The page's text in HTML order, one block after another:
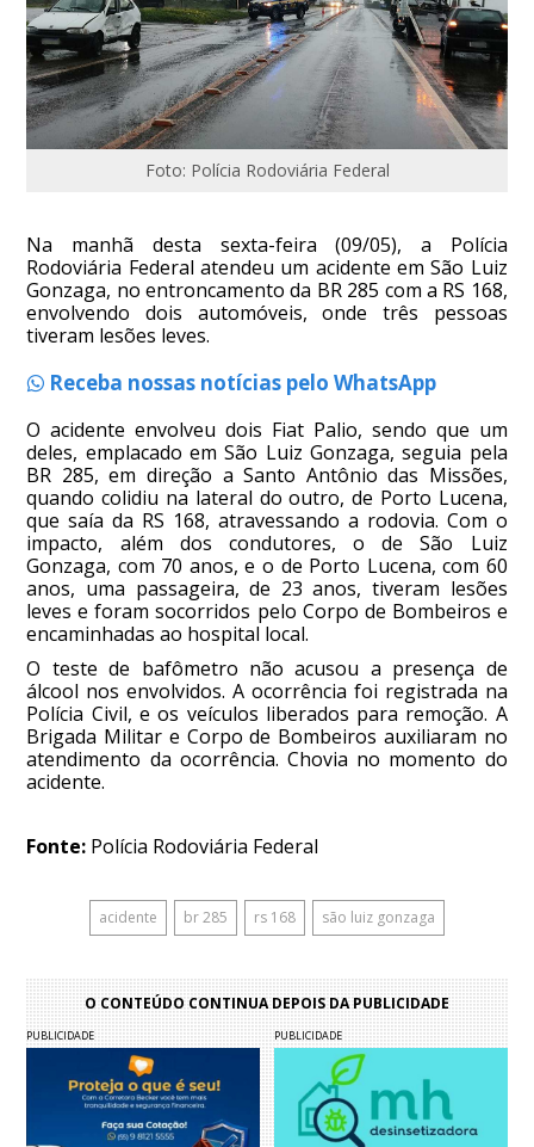
Foto: Polícia Rodoviária Federal
Na manhã desta sexta-feira (09/05), a Polícia
Rodoviária Federal atendeu um acidente em São Luiz
Gonzaga, no entroncamento da BR 285 com a RS 168,
envolvendo dois automóveis, onde três pessoas
tiveram lesões leves.
Receba nossas notícias pelo WhatsApp
O acidente envolveu dois Fiat Palio, sendo que um
deles, emplacado em São Luiz Gonzaga, seguia pela
BR 285, em direção a Santo Antônio das Missões,
quando colidiu na lateral do outro, de Porto Lucena,
que saía da RS 168, atravessando a rodovia. Com o
impacto, além dos condutores, o de São Luiz
Gonzaga, com 70 anos, e o de Porto Lucena, com 60
anos, uma passageira, de 23 anos, tiveram lesões
leves e foram socorridos pelo Corpo de Bombeiros e
encaminhadas ao hospital local.
O teste de bafômetro não acusou a presença de
álcool nos envolvidos. A ocorrência foi registrada na
Polícia Civil, e os veículos liberados para remoção. A
Brigada Militar e Corpo de Bombeiros auxiliaram no
atendimento da ocorrência. Chovia no momento do
acidente.
Fonte: Polícia Rodoviária Federal
acidente br 285 rs 168 são luiz gonzaga
O CONTEÚDO CONTINUA DEPOIS DA PUBLICIDADE
PUBLICIDADE PUBLICIDADE